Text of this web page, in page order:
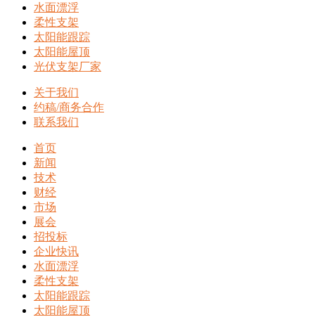
水面漂浮
柔性支架
太阳能跟踪
太阳能屋顶
光伏支架厂家
关于我们
约稿/商务合作
联系我们
首页
新闻
技术
财经
市场
展会
招投标
企业快讯
水面漂浮
柔性支架
太阳能跟踪
太阳能屋顶